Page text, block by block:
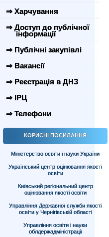
⇒ Харчування
⇒ Доступ до публічної
інформації
⇒ Публічні закупівлі
⇒ Вакансії
⇒ Реєстрація в ДНЗ
⇒ ІРЦ
⇒ Телефони
КОРИСНІ ПОСИЛАННЯ
Міністерство освіти і науки України
Український центр оцінювання якості
освіти
Київський регіональний центр
оцінювання якості освіти
Управління Державної служби якості
освіти у Чернігівській області
Управління освіти і науки
облдержадміністрації